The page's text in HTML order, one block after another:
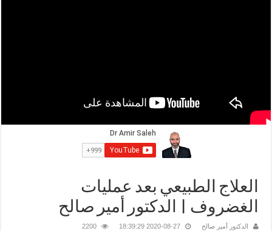
العلاج الطبيعي بعد عمليات
الغضروف | الدكتور أمير صالح
الدكتور أمير صالح 2020-08-27 18:39:29
2200